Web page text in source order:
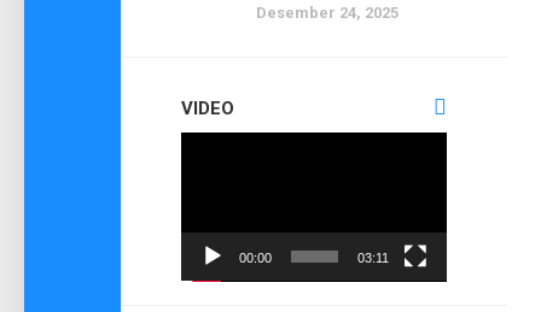
Desember 24, 2025
VIDEO
00:00 03:11